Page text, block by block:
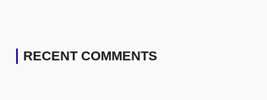
RECENT COMMENTS